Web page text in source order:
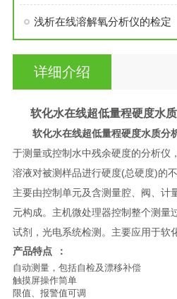
浅析在线溶解氧分析仪的检定
详细介绍
软化水在线超低量程硬度水
软化水在线超低量程硬度水质分
于测量或控制水中残余硬度的分析仪
溶液对被测样品进行硬度(总硬度)的
主要由控制单元及含测量腔、阀、计
元构成。主机微处理器控制整个测量
试剂，光电系统检测。主要应用于软
产品特点
：
自动测量，包括自检及漂移补偿
触摸屏操作简单
限值、报警值可调